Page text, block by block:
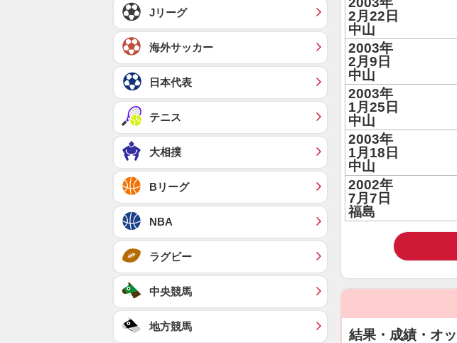
2月22日
中山
2003年
2月9日
中山
2003年
1月25日
中山
2003年
1月18日
中山
2002年
7月7日
福島
結果・成績・オ
Jリーグ
海外サッカー
日本代表
テニス
大相撲
Bリーグ
NBA
ラグビー
中央競馬
地方競馬